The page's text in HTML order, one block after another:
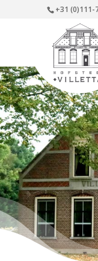
+31 (0)111-